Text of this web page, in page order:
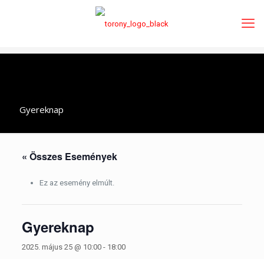
Gyereknap
« Összes Események
Ez az esemény elmúlt.
Gyereknap
2025. május 25 @ 10:00- 18:00